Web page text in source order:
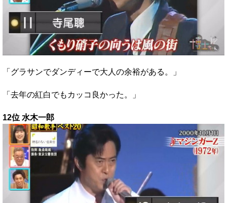
「グラサンでダンディーで大人の余裕がある。」
「去年の紅白でもカッコ良かった。」
12位 水木一郎